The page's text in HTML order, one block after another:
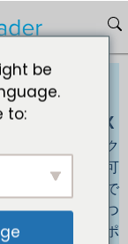
ーキングハ
ズ USD XXX
タ ネットワーク
話と通信に不可
イスのセットで
クが効果的かつ
ドウェア コンポ
be
to: